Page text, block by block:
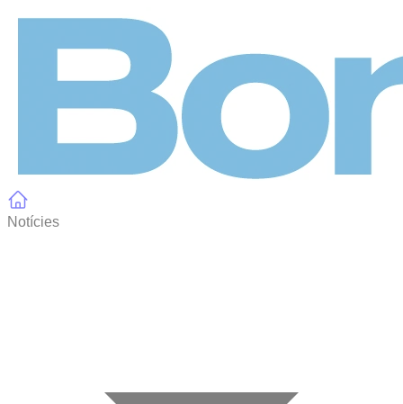
Notícies